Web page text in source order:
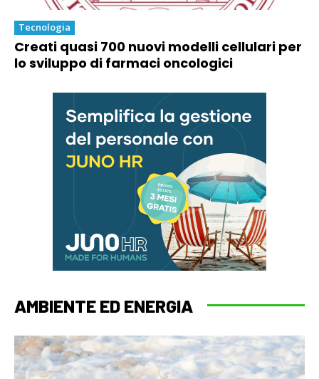
Tecnologia
Creati quasi 700 nuovi modelli cellulari per
lo sviluppo di farmaci oncologici
AMBIENTE ED ENERGIA